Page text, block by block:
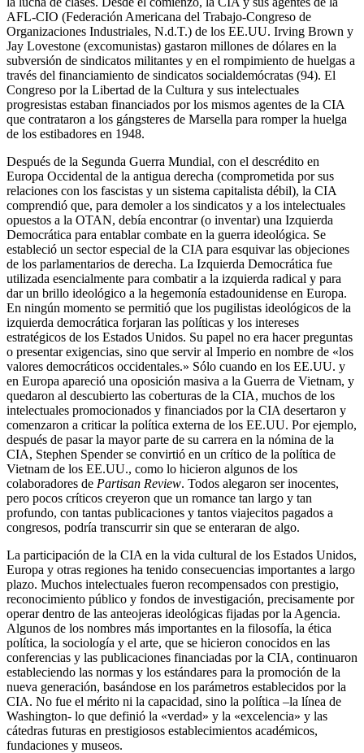
AFL-CIO (Federación Americana del Trabajo-Congreso de
Organizaciones Industriales, N.d.T.) de los EE.UU. Irving Brown y
Jay Lovestone (excomunistas) gastaron millones de dólares en la
subversión de sindicatos militantes y en el rompimiento de huelgas a
través del financiamiento de sindicatos socialdemócratas (94). El
Congreso por la Libertad de la Cultura y sus intelectuales
progresistas estaban financiados por los mismos agentes de la CIA
que contrataron a los gángsteres de Marsella para romper la huelga
de los estibadores en 1948.
Después de la Segunda Guerra Mundial, con el descrédito en
Europa Occidental de la antigua derecha (comprometida por sus
relaciones con los fascistas y un sistema capitalista débil), la CIA
comprendió que, para demoler a los sindicatos y a los intelectuales
opuestos a la OTAN, debía encontrar (o inventar) una Izquierda
Democrática para entablar combate en la guerra ideológica. Se
estableció un sector especial de la CIA para esquivar las objeciones
de los parlamentarios de derecha. La Izquierda Democrática fue
utilizada esencialmente para combatir a la izquierda radical y para
dar un brillo ideológico a la hegemonía estadounidense en Europa.
En ningún momento se permitió que los pugilistas ideológicos de la
izquierda democrática forjaran las políticas y los intereses
estratégicos de los Estados Unidos. Su papel no era hacer preguntas
o presentar exigencias, sino que servir al Imperio en nombre de «los
valores democráticos occidentales.» Sólo cuando en los EE.UU. y
en Europa apareció una oposición masiva a la Guerra de Vietnam, y
quedaron al descubierto las coberturas de la CIA, muchos de los
intelectuales promocionados y financiados por la CIA desertaron y
comenzaron a criticar la política externa de los EE.UU. Por ejemplo,
después de pasar la mayor parte de su carrera en la nómina de la
CIA, Stephen Spender se convirtió en un crítico de la política de
Vietnam de los EE.UU., como lo hicieron algunos de los
colaboradores de Partisan Review. Todos alegaron ser inocentes,
pero pocos críticos creyeron que un romance tan largo y tan
profundo, con tantas publicaciones y tantos viajecitos pagados a
congresos, podría transcurrir sin que se enteraran de algo.
La participación de la CIA en la vida cultural de los Estados Unidos,
Europa y otras regiones ha tenido consecuencias importantes a largo
plazo. Muchos intelectuales fueron recompensados con prestigio,
reconocimiento público y fondos de investigación, precisamente por
operar dentro de las anteojeras ideológicas fijadas por la Agencia.
Algunos de los nombres más importantes en la filosofía, la ética
política, la sociología y el arte, que se hicieron conocidos en las
conferencias y las publicaciones financiadas por la CIA, continuaron
estableciendo las normas y los estándares para la promoción de la
nueva generación, basándose en los parámetros establecidos por la
CIA. No fue el mérito ni la capacidad, sino la política –la línea de
Washington- lo que definió la «verdad» y la «excelencia» y las
cátedras futuras en prestigiosos establecimientos académicos,
fundaciones y museos.